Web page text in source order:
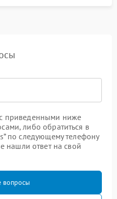
приведенными ниже
либо обратиться в
по следующему телефону
нашли ответ на свой